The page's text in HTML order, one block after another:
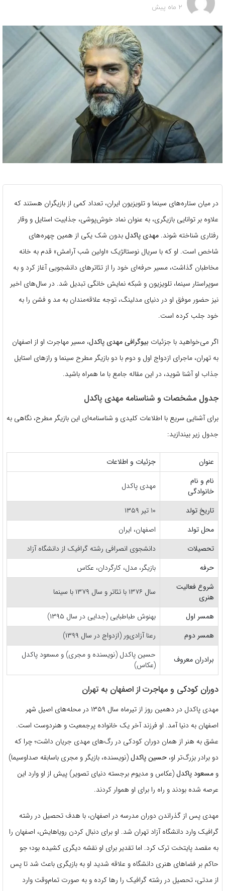
2 ماه پیش
در میان ستاره‌های سینما و تلویزیون ایران، تعداد کمی از بازیگران هستند که
علاوه بر توانایی بازیگری، به عنوان نماد خوش‌پوشی، جذابیت استایل و وقار
رفتاری شناخته شوند. مهدی پاکدلبدون شک یکی از همین چهره‌های
شاخص است. او که با سریال نوستالژیک «اولین شب آرامش» قدم به خانه
مخاطبان گذاشت، مسیر حرفه‌ای خود را از تئاترهای دانشجویی آغاز کرد و به
سوپراستار سینما، تلویزیون و شبکه نمایش خانگی تبدیل شد. در سال‌های اخیر
نیز حضور موفق او در دنیای مدلینگ، توجه علاقه‌مندان به مد و فشن را به
خود جلب کرده است.
اگر می‌خواهید با جزئیات بیوگرافی مهدی پاکدل، مسیر مهاجرت او از اصفهان
به تهران، ماجرای ازدواج اول و دوم با دو بازیگر مطرح سینما و رازهای استایل
جذاب او آشنا شوید، در این مقاله جامع با ما همراه باشید.
جدول مشخصات و شناسنامه مهدی پاکدل
برای آشنایی سریع با اطلاعات کلیدی و شناسنامه‌ای این بازیگر مطرح، نگاهی به
جدول زیر بیندازید:
عنوان
جزئیات و اطلاعات
نام و نام
خانوادگی
مهدی پاکدل
تاریخ تولد
۱۰ تیر ۱۳۵۹
محل تولد
اصفهان، ایران
تحصیلات
دانشجوی انصرافی رشته گرافیک از دانشگاه آزاد
حرفه
بازیگر، مدل، کارگردان، عکاس
شروع فعالیت
هنری
سال ۱۳۷۶ با تئاتر و سال ۱۳۷۹ با سینما
همسر اول
بهنوش طباطبایی (جدایی در سال ۱۳۹۵)
همسر دوم
رعنا آزادی‌ور (ازدواج در سال ۱۳۹۹)
برادران معروف
حسین پاکدل (نویسنده و مجری) و مسعود پاکدل
(عکاس)
دوران کودکی و مهاجرت از اصفهان به تهران
مهدی پاکدل در دهمین روز از تیرماه سال ۱۳۵۹ در محله‌های اصیل شهر
اصفهان به دنیا آمد. او فرزند آخر یک خانواده پرجمعیت و هنردوست است.
عشق به هنر از همان دوران کودکی در رگ‌های مهدی جریان داشت؛ چرا که
دو برادر بزرگ‌تر او، حسین پاکدل(نویسنده، بازیگر و مجری باسابقه صداوسیما)
و مسعود پاکدل(عکاس و مدیوم برجسته دنیای تصویر) پیش از او وارد این
عرصه شده بودند و راه را برای او هموار کردند.
مهدی پس از گذراندن دوران مدرسه در اصفهان، با هدف تحصیل در رشته
گرافیک وارد دانشگاه آزاد تهران شد. او برای دنبال کردن رویاهایش، اصفهان را
به مقصد پایتخت ترک کرد. اما تقدیر برای او نقشه دیگری کشیده بود؛ جو
حاکم بر فضاهای هنری دانشگاه و علاقه شدید او به بازیگری باعث شد تا پس
از مدتی، تحصیل در رشته گرافیک را رها کرده و به صورت تمام‌وقت وارد